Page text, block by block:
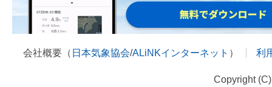
会社概要（ 日本気象協会/ALiNKインターネット ） 利
Copyright